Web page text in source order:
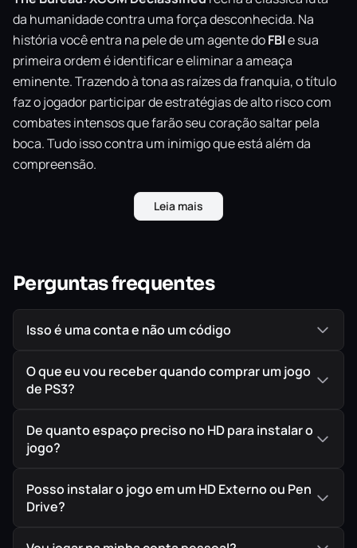
da humanidade contra uma força desconhecida. Na
história você entra na pele de um agente doFBIe sua
primeira ordem é identificar e eliminar a ameaça
eminente. Trazendo à tona as raízes da franquia, o título
faz o jogador participar de estratégias de alto risco com
combates intensos que farão seu coração saltar pela
boca. Tudo isso contra um inimigo que está além da
compreensão.
Sendo um Jogo em primeira-pessoa,
põe o jogador mais perto da tensão e do
Leia mais
Perguntas frequentes
Isso é uma conta e não um código
O que eu vou receber quando comprar um jogo
de PS3?
De quanto espaço preciso no HD para instalar o
jogo?
Posso instalar o jogo em um HD Externo ou Pen
Drive?